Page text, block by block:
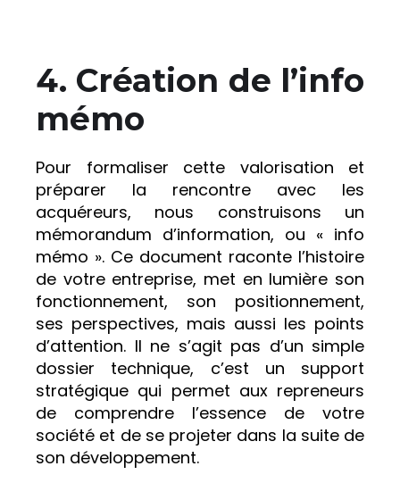
4. Création de l’info
mémo
Pour formaliser cette valorisation et
préparer la rencontre avec les
acquéreurs, nous construisons un
mémorandum d’information, ou « info
mémo ». Ce document raconte l’histoire
de votre entreprise, met en lumière son
fonctionnement, son positionnement,
ses perspectives, mais aussi les points
d’attention. Il ne s’agit pas d’un simple
dossier technique, c’est un support
stratégique qui permet aux repreneurs
de comprendre l’essence de votre
société et de se projeter dans la suite de
son développement.